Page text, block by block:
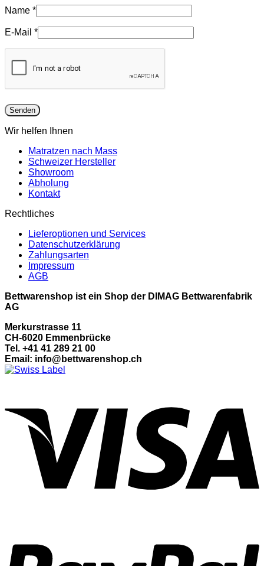
Name *
E-Mail *
Wir helfen Ihnen
Matratzen nach Mass
Schweizer Hersteller
Showroom
Abholung
Kontakt
Rechtliches
Lieferoptionen und Services
Datenschutzerklärung
Zahlungsarten
Impressum
AGB
Bettwarenshop ist ein Shop der DIMAG Bettwarenfabrik
AG
Merkurstrasse 11
CH-6020 Emmenbrücke
Tel. +41 41 289 21 00
Email: info@bettwarenshop.ch